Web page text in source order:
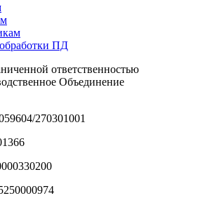
ПД
ответственностью
Объединение
270301001